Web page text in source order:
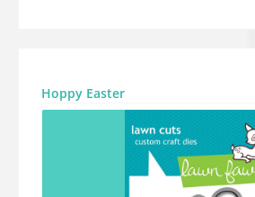
Produktgalerie überspringen
Hoppy Easter